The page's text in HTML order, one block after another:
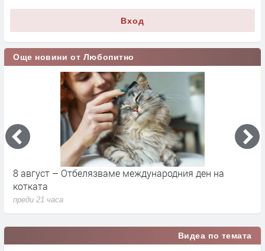
Вход
Още новини от Любопитно
Саграда Фамилия – вечната мечта на Гауди, която
продължава да изумява света
преди 3 дни
Видеа по темата